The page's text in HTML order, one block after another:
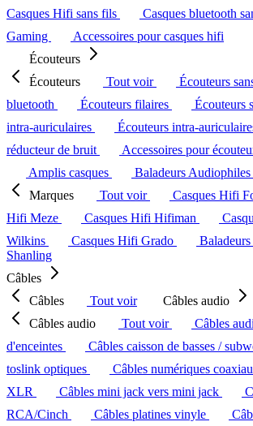
Casques Hifi sans fils
Casques bluetooth
Gaming
Accessoires pour casques hifi
Écouteurs
Écouteurs
Tout voir Écouteurs
bluetooth
Écouteurs filaires Écouteurs
intra-auriculaires
Écouteurs intra-
réducteur de bruit
Accessoires pour
Amplis casques
Baladeurs Audiophiles
Marques
Tout voir Casques Hifi
Hifi Meze
Casques Hifi Hifiman
Wilkins
Casques Hifi Grado
Shanling
Câbles
Câbles
Tout voir
Câbles audio
Câbles audio
Tout voir Câbles
d'enceintes
Câbles caisson de basses /
toslink optiques
Câbles numériques
XLR
Câbles mini jack vers mini jack
RCA/Cinch
Câbles platines vinyle